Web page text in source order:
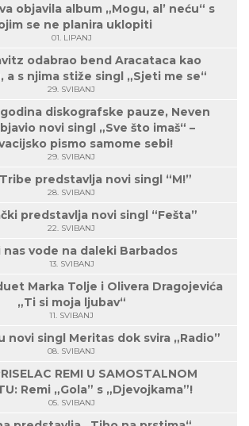
objavila album „Mogu, al’ neću“ s
se ne planira uklopiti
01. LIPANJ
odabrao bend Aracataca kao
a s njima stiže singl „Sjeti me se“
29. SVIBANJ
diskografske pauze, Neven
novi singl „Sve što imaš“ –
pismo samome sebi!
29. SVIBANJ
predstavlja novi singl “M!”
28. SVIBANJ
predstavlja novi singl “Fešta”
22. SVIBANJ
nas vode na daleki Barbados
13. SVIBANJ
Marka Tolje i Olivera Dragojevića
„Ti si moja ljubav“
11. SVIBANJ
novi singl Meritas dok svira „Radio”
08. SVIBANJ
REMI U SAMOSTALNOM
Remi „Gola” s „Djevojkama”!
05. SVIBANJ